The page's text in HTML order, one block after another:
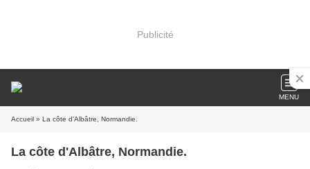
Publicité
MENU
Accueil » La côte d'Albâtre, Normandie.
La côte d'Albâtre, Normandie.